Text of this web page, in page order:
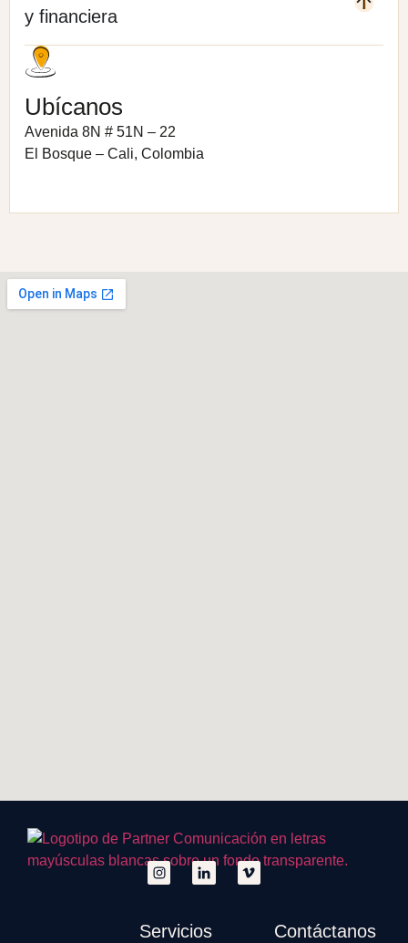
y financiera
Ubícanos
Avenida 8N # 51N – 22
El Bosque – Cali, Colombia
Servicios
Contáctanos